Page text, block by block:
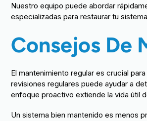
Nuestro equipo puede abordar
especializadas para restaurar tu
Consejos De
El mantenimiento regular es crucial
revisiones regulares puede ayudar a
enfoque proactivo extiende la vida útil
Un sistema bien mantenido es menos